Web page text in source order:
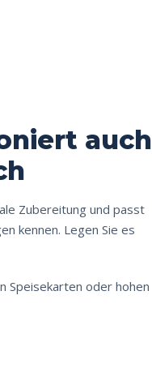
auch
Zubereitung und passt
kennen. Legen Sie es
Speisekarten oder hohen